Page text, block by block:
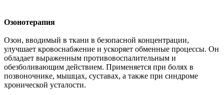
Озонотерапия
Озон, вводимый в ткани в безопасной концентрации,
улучшает кровоснабжение и ускоряет обменные процессы. Он
обладает выраженным противовоспалительным и
обезболивающим действием. Применяется при болях в
позвоночнике, мышцах, суставах, а также при синдроме
хронической усталости.